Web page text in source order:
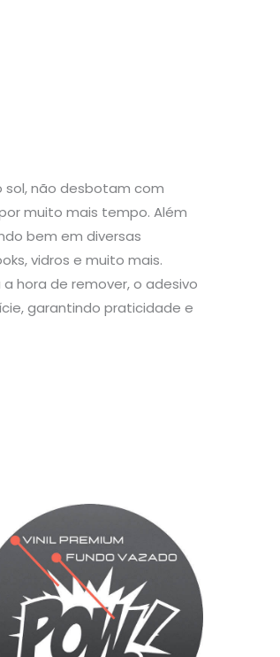
sol, não desbotam com
muito mais tempo. Além
bem em diversas
vidros e muito mais.
hora de remover, o adesivo
garantindo praticidade e